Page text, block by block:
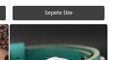
Sepete Ekle